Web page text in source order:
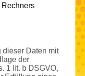
dieser Daten mit
der
1 lit. b DSGVO,